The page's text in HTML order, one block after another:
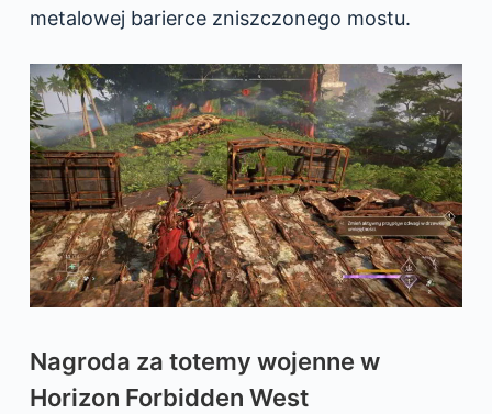
metalowej barierce zniszczonego mostu.
Nagroda za totemy wojenne w
Horizon Forbidden West